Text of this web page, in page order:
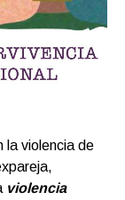
la violencia de
violencia